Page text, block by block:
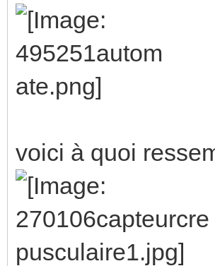
voici à quoi